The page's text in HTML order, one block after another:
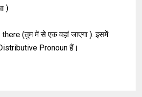
)
(तुम में से एक वहां जाएगा ). इसमें
Pronoun हैं।